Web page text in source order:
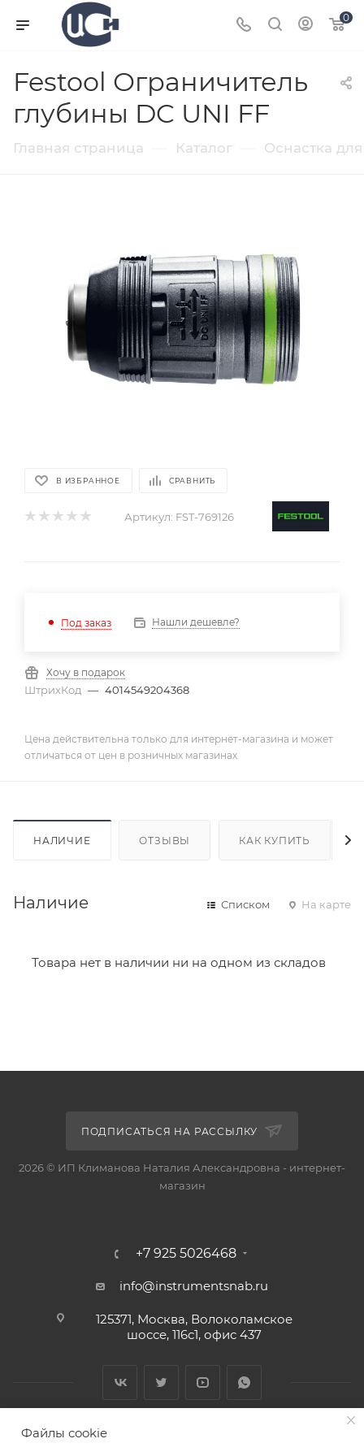
0
Festool Ограничитель
глубины DC UNI FF
Главная страница Каталог Оснастка
В ИЗБРАННОЕ СРАВНИТЬ
Артикул: FST-769126
Под заказ Нашли дешевле?
Хочу в подарок
ШтрихКод — 4014549204368
Цена действительна только для интернет-магазина и может
отличаться от цен в розничных магазинах
НАЛИЧИЕ ОТЗЫВЫ КАК КУПИТЬ
Наличие Списком На карте
Товара нет в наличии ни на одном из складов
ПОДПИСАТЬСЯ НА РАССЫЛКУ
2026 © ИП Климанова Наталия Александровна - интернет-
магазин
+7 925 5026468
info@instrumentsnab.ru
125371, Москва, Волоколамское
шоссе, 116с1, офис 437
Файлы cookie